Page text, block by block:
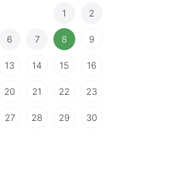
1 2
6 7 8 9
13 14 15 16
20 21 22 23
27 28 29 30